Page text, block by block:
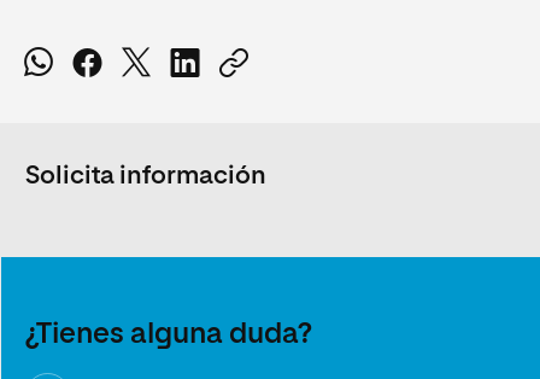
Solicita información
¿Tienes alguna duda?